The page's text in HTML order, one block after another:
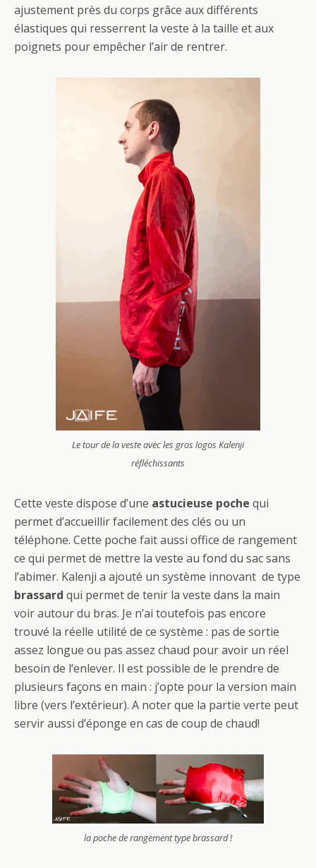
ajustement près du corps grâce aux différents
élastiques qui resserrent la veste à la taille et aux
poignets pour empêcher l’air de rentrer.
Le tour de la veste avec les gros logos Kalenji
réfléchissants
Cette veste dispose d’une astucieuse poche qui
permet d’accueillir facilement des clés ou un
téléphone. Cette poche fait aussi office de rangement
ce qui permet de mettre la veste au fond du sac sans
l’abimer. Kalenji a ajouté un système innovant de type
brassard qui permet de tenir la veste dans la main
voir autour du bras. Je n’ai toutefois pas encore
trouvé la réelle utilité de ce système : pas de sortie
assez longue ou pas assez chaud pour avoir un réel
besoin de l’enlever. Il est possible de le prendre de
plusieurs façons en main : j’opte pour la version main
libre (vers l’extérieur). A noter que la partie verte peut
servir aussi d’éponge en cas de coup de chaud!
la poche de rangement type brassard !